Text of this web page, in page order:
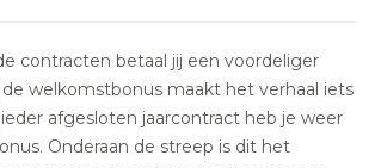
contracten betaal jij een voordeliger
welkomstbonus maakt het verhaal iets
ieder afgesloten jaarcontract heb je weer
Onderaan de streep is dit het